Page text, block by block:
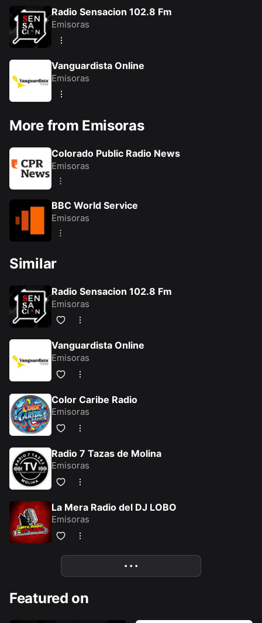
línea con excelente calidad de audio.
computadora, de forma fácil y gratuita. También puedes
descargar nuestra app multiradio desde tu dispositivo android.
Radio Sensacion 102.8 Fm
Emisoras
Vanguardista Online
Emisoras
More from Emisoras
Colorado Public Radio News
Emisoras
BBC World Service
Emisoras
Similar
Radio Sensacion 102.8 Fm
Emisoras
Vanguardista Online
Emisoras
Color Caribe Radio
Emisoras
Radio 7 Tazas de Molina
Emisoras
La Mera Radio del DJ LOBO
Emisoras
• • •
Featured on